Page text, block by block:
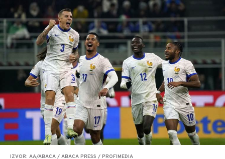
IZVOR: AA/ABACA / ABACA PRESS / PROFIMEDIA